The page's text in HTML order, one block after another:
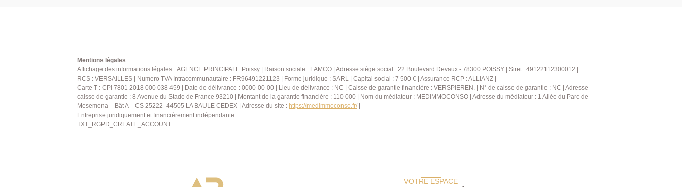
Mentions légales
Affichage des informations légales : AGENCE PRINCIPALE Poissy | Raison sociale : LAMCO | Adresse siège social : 22 Boulevard Devaux - 78300 POISSY | Siret : 49122112300012 |
RCS : VERSAILLES | Numero TVA Intracommunautaire : FR96491221123 | Forme juridique : SARL | Capital social : 7 500 € | Assurance RCP : ALLIANZ |
Carte T : CPI 7801 2018 000 038 459 | Date de délivrance : 0000-00-00 | Lieu de délivrance : NC | Caisse de garantie financière : VERSPIEREN. | N° de caisse de garantie : NC | Adresse
caisse de garantie : 8 Avenue du Stade de France 93210 | Montant de la garantie financière : 110 000 | Nom du médiateur : MEDIMMOCONSO | Adresse du médiateur : 1 Allée du Parc de
Mesemena – Bât A – CS 25222 -44505 LA BAULE CEDEX | Adresse du site : https://medimmoconso.fr/|
Entreprise juridiquement et financièrement indépendante
TXT_RGPD_CREATE_ACCOUNT
VOTRE ESPACE